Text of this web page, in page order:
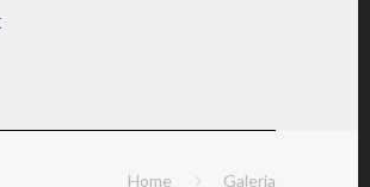
Home Galeria